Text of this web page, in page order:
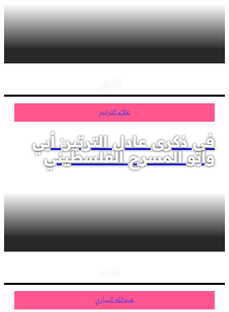
علاء الترتير
في ذكرى عادل الترتير: أبي
وأبو المسرح الفلسطيني
عبدالله البياري